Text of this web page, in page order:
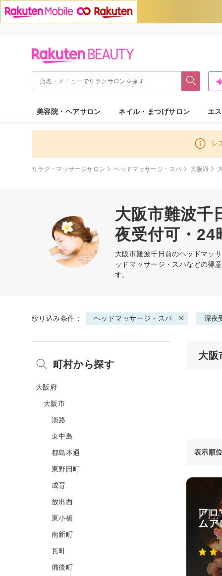
美容院・ヘアサロン ネイル・まつげサロン エ
シ
リラク・マッサージサロン ヘッドマッサージ・スパ 大阪府
大阪市難波千
夜受付可・24
大阪市難波千日前のヘッドマッ
ッドマッサージ・スパなどの得
す。
絞り込み条件： ヘッドマッサージ・スパ 深夜
大阪
表示順
アロ
ムア
町村から探す
大阪府
大阪市
淡路
東中島
都島本通
東野田町
成育
放出西
東小橋
南新町
瓦町
備後町